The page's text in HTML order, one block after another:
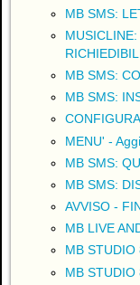
MB SMS:
MB SMS:
MB SMS:
MENU' -
MB SMS:
MB SMS:
AVVISO -
MB LIVE
MB STUDIO
MB STUDIO